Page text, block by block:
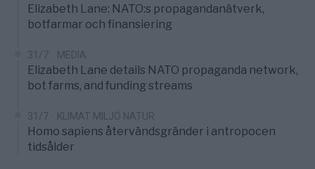
Elizabeth Lane: NATO:s propagandanätverk,
botfarmar och finansiering
31/7 MEDIA
Elizabeth Lane details NATO propaganda network,
bot farms, and funding streams
31/7 KLIMAT MILJÖ NATUR
Homo sapiens återvändsgränder i antropocen
tidsålder